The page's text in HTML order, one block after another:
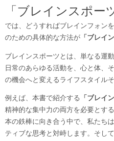
「ブレインスポー
では、どうすればブレインフォン
のための具体的な方法が 「ブレイ
ブレインスポーツとは、単なる運
日常のあらゆる活動を、心と体、
の機会へと変えるライフスタイル
例えば、本書で紹介する 「ブレイ
精神的な集中力の両方を必要とす
本の鉄棒に向き合う中で、私たち
ティブな思考と対峙します。そし